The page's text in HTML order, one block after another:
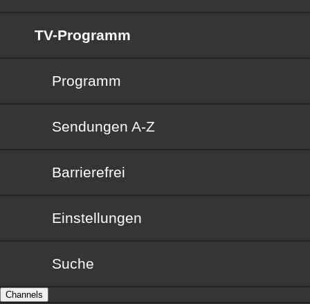
TV-Programm
Programm
Sendungen von A bis Z
Sendungen A-Z
Barrierefrei
Barrierefrei
Einstellungen
Suche
Channels